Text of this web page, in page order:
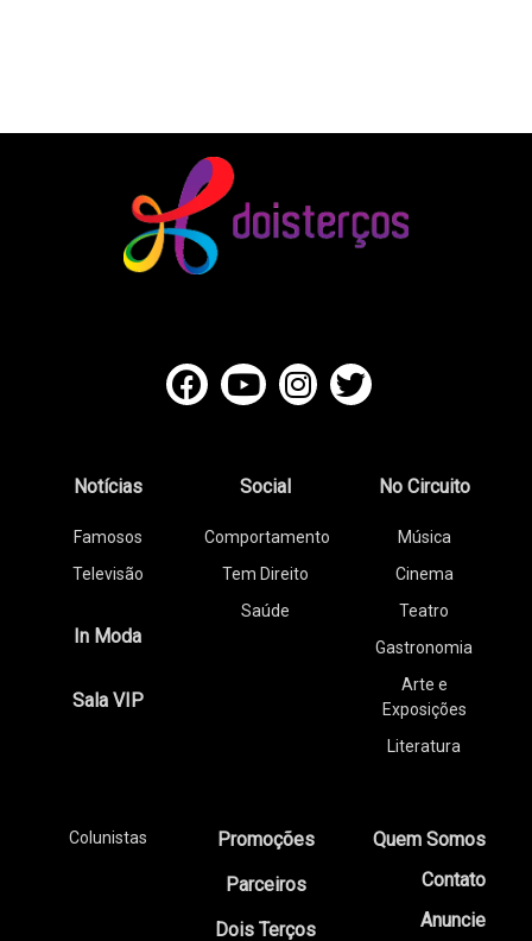
Notícias
Famosos
Televisão
In Moda
Sala VIP
Social
Comportamento
Tem Direito
Saúde
No Circuito
Música
Cinema
Teatro
Gastronomia
Arte e
Exposições
Literatura
Colunistas
Promoções
Parceiros
Dois Terços
Quem Somos
Contato
Anuncie